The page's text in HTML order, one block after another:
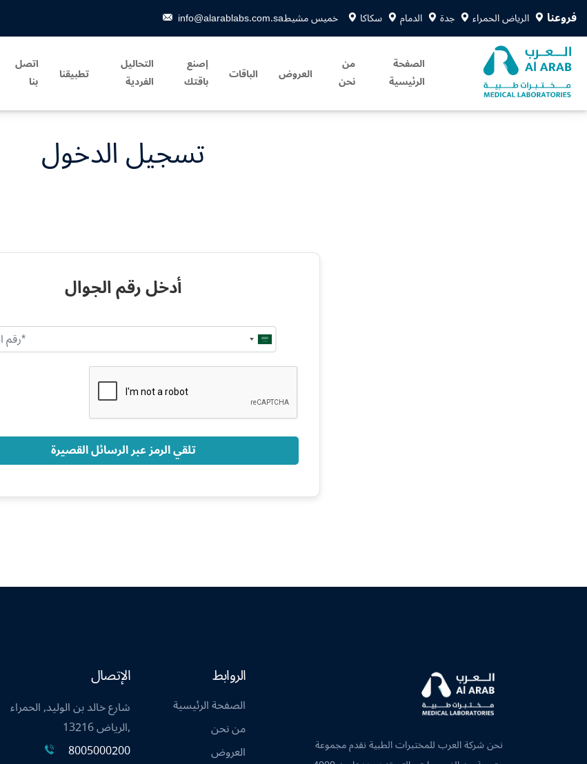
فروعنا الرياض الحمراء جدة الدمام سكاكا خميس مشيطinfo@alarablabs.com.sa
الصفحة
الرئيسية
من
نحن العروض الباقات إصنع
باقتك
التحاليل
الفردية تطبيقنا اتصل
بنا
تسجيل الدخول
أدخل رقم الجوال
Saudi
Arabia
تلقي الرمز عبر الرسائل القصيرة
نحن شركة العرب للمختبرات الطبية نقدم مجموعة
الروابط
الصفحة الرئيسية
من نحن
العروض
الإتصال
شارع خالد بن الوليد, الحمراء
,الرياض 13216
8005000200